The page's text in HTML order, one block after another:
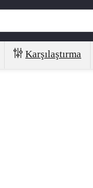
Karşılaştırma